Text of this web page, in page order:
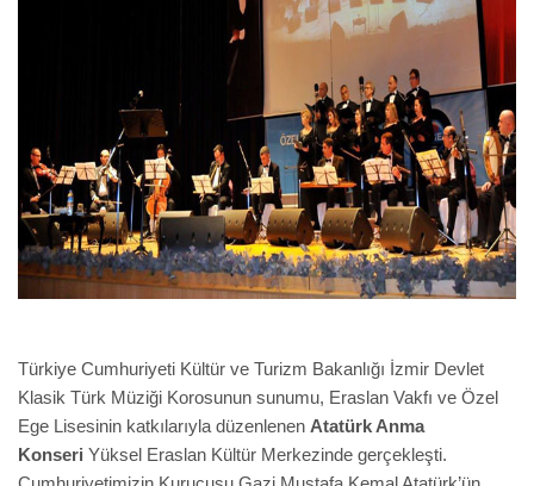
Türkiye Cumhuriyeti Kültür ve Turizm Bakanlığı İzmir Devlet
Klasik Türk Müziği Korosunun sunumu, Eraslan Vakfı ve Özel
Ege Lisesinin katkılarıyla düzenlenen Atatürk Anma
Konseri Yüksel Eraslan Kültür Merkezinde gerçekleşti.